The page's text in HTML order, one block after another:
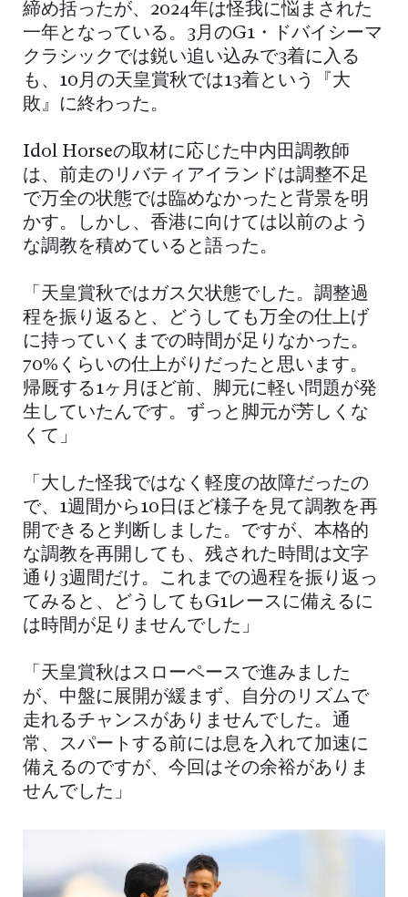
締め括ったが、2024年は怪我に悩まされた
一年となっている。3月のG1・ドバイシーマ
クラシックでは鋭い追い込みで3着に入る
も、10月の天皇賞秋では13着という『大
敗』に終わった。
Idol Horseの取材に応じた中内田調教師
は、前走のリバティアイランドは調整不足
で万全の状態では臨めなかったと背景を明
かす。しかし、香港に向けては以前のよう
な調教を積めていると語った。
「天皇賞秋ではガス欠状態でした。調整過
程を振り返ると、どうしても万全の仕上げ
に持っていくまでの時間が足りなかった。
70%くらいの仕上がりだったと思います。
帰厩する1ヶ月ほど前、脚元に軽い問題が発
生していたんです。ずっと脚元が芳しくな
くて」
「大した怪我ではなく軽度の故障だったの
で、1週間から10日ほど様子を見て調教を再
開できると判断しました。ですが、本格的
な調教を再開しても、残された時間は文字
通り3週間だけ。これまでの過程を振り返っ
てみると、どうしてもG1レースに備えるに
は時間が足りませんでした」
「天皇賞秋はスローペースで進みました
が、中盤に展開が緩まず、自分のリズムで
走れるチャンスがありませんでした。通
常、スパートする前には息を入れて加速に
備えるのですが、今回はその余裕がありま
せんでした」